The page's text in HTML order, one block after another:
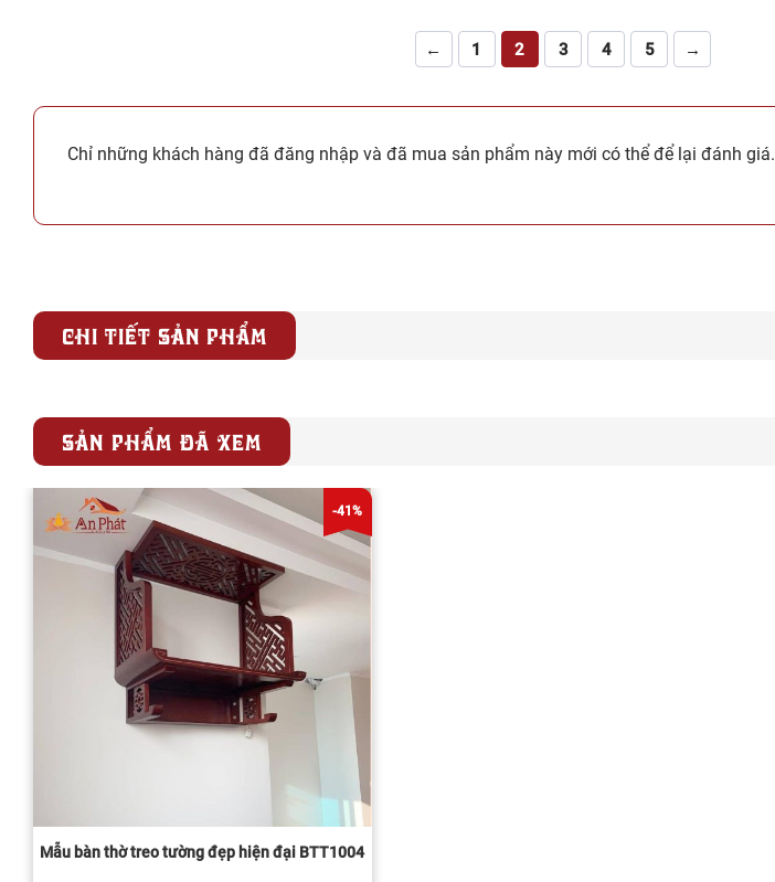
← 1 2 3 4 5 →
Chỉ những khách hàng đã đăng nhập và đã mua sản phẩm này mới có thể để lại đánh giá.
CHI TIẾT SẢN PHẨM
SẢN PHẨM ĐÃ XEM
-41%
Mẫu bàn thờ treo tường đẹp hiện đại BTT1004